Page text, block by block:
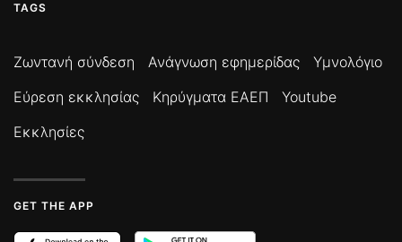
TAGS
Ζωντανή σύνδεση Ανάγνωση εφημερίδας
Υμνολόγιο
Εύρεση εκκλησίας
Κηρύγματα ΕΑΕΠ
Youtube
Εκκλησίες
GET THE APP